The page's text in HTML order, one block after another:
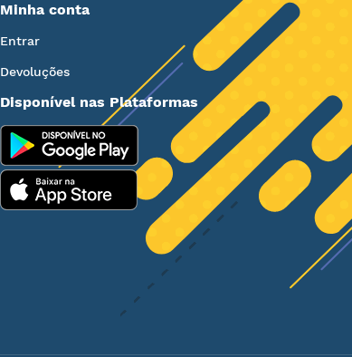
Minha conta
Entrar
Devoluções
Disponível nas Plataformas